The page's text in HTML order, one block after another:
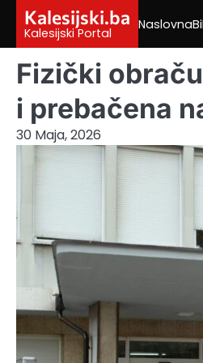
content
Kalesijski.ba
Kalesijski Portal
Naslovna
Fizički
i prebačena
30 Maja, 2026